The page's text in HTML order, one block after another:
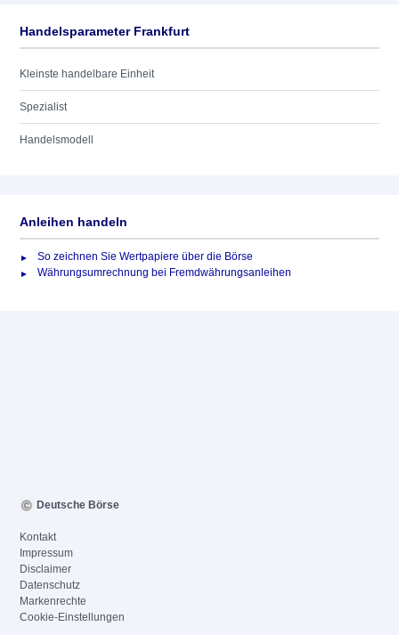
Handelsparameter Frankfurt
Kleinste handelbare Einheit
Spezialist
Handelsmodell
Anleihen handeln
So zeichnen Sie Wertpapiere über die Börse
Währungsumrechnung bei Fremdwährungsanleihen
Deutsche Börse
Kontakt
Impressum
Disclaimer
Datenschutz
Markenrechte
Cookie-Einstellungen